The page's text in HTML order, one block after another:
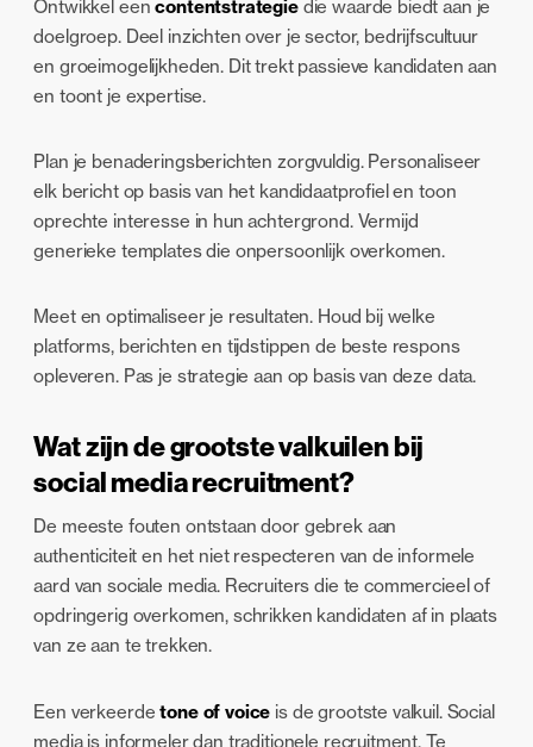
Ontwikkel eencontentstrategiedie waarde biedt aan je
doelgroep. Deel inzichten over je sector, bedrijfscultuur
en groeimogelijkheden. Dit trekt passieve kandidaten aan
en toont je expertise.
Plan je benaderingsberichten zorgvuldig. Personaliseer
elk bericht op basis van het kandidaatprofiel en toon
oprechte interesse in hun achtergrond. Vermijd
generieke templates die onpersoonlijk overkomen.
Meet en optimaliseer je resultaten. Houd bij welke
platforms, berichten en tijdstippen de beste respons
opleveren. Pas je strategie aan op basis van deze data.
Wat zijn de grootste valkuilen bij
social media recruitment?
De meeste fouten ontstaan door gebrek aan
authenticiteit en het niet respecteren van de informele
aard van sociale media. Recruiters die te commercieel of
opdringerig overkomen, schrikken kandidaten af in plaats
van ze aan te trekken.
Een verkeerdetone of voice is de grootste valkuil. Social
media is informeler dan traditionele recruitment. Te